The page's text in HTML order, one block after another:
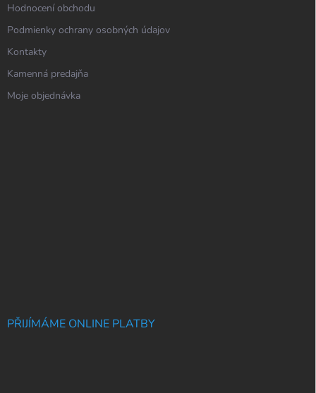
Hodnocení obchodu
Podmienky ochrany osobných údajov
Kontakty
Kamenná predajňa
Moje objednávka
PŘIJÍMÁME ONLINE PLATBY